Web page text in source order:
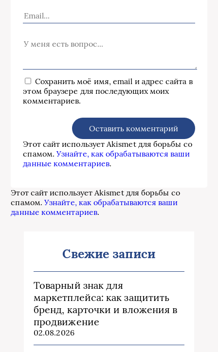
Сохранить моё имя, email и адрес сайта в
этом браузере для последующих моих
комментариев.
Этот сайт использует Akismet для борьбы со
спамом.Узнайте, как обрабатываются ваши
данные комментариев.
Этот сайт использует Akismet для борьбы со
спамом.Узнайте, как обрабатываются ваши
данные комментариев.
Свежие записи
Товарный знак для
маркетплейса: как защитить
бренд, карточки и вложения в
продвижение
02.08.2026